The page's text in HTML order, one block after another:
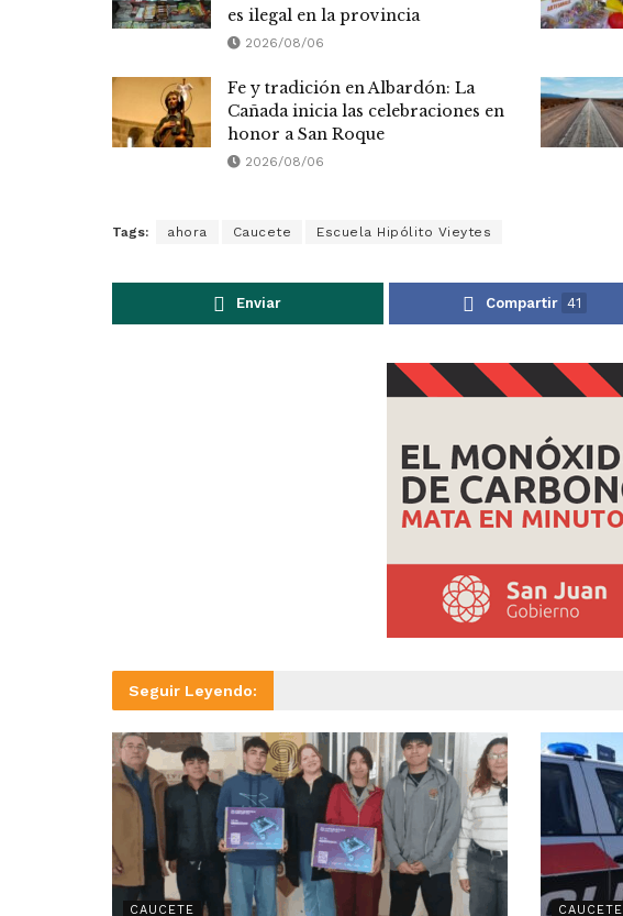
es ilegal en la provincia
2026/08/06
Fe y tradición en Albardón: La
Cañada inicia las celebraciones en
honor a San Roque
2026/08/06
Tags: ahora Caucete Escuela Hipólito Vieytes
Enviar Compartir 41
Seguir Leyendo:
CAUCETE CAUCETE